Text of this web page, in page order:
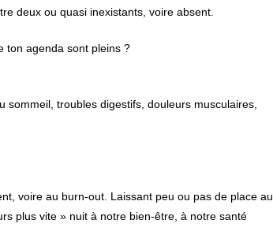
deux ou quasi inexistants, voire absent.
ton agenda sont pleins ?
sommeil, troubles digestifs, douleurs musculaires,
voire au burn-out. Laissant peu ou pas de place au
plus vite » nuit à notre bien-être, à notre santé